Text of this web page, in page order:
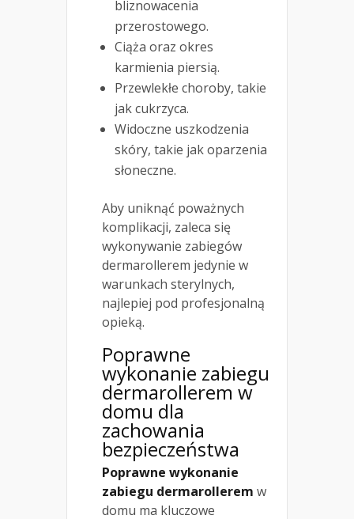
bliznowacenia
przerostowego.
Ciąża oraz okres
karmienia piersią.
Przewlekłe choroby, takie
jak cukrzyca.
Widoczne uszkodzenia
skóry, takie jak oparzenia
słoneczne.
Aby uniknąć poważnych
komplikacji, zaleca się
wykonywanie zabiegów
dermarollerem jedynie w
warunkach sterylnych,
najlepiej pod profesjonalną
opieką.
Poprawne
wykonanie zabiegu
dermarollerem w
domu dla
zachowania
bezpieczeństwa
Poprawne wykonanie
zabiegu dermarollerem w
domu ma kluczowe